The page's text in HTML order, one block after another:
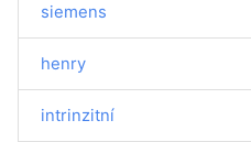
siemens
henry
intrinzitní